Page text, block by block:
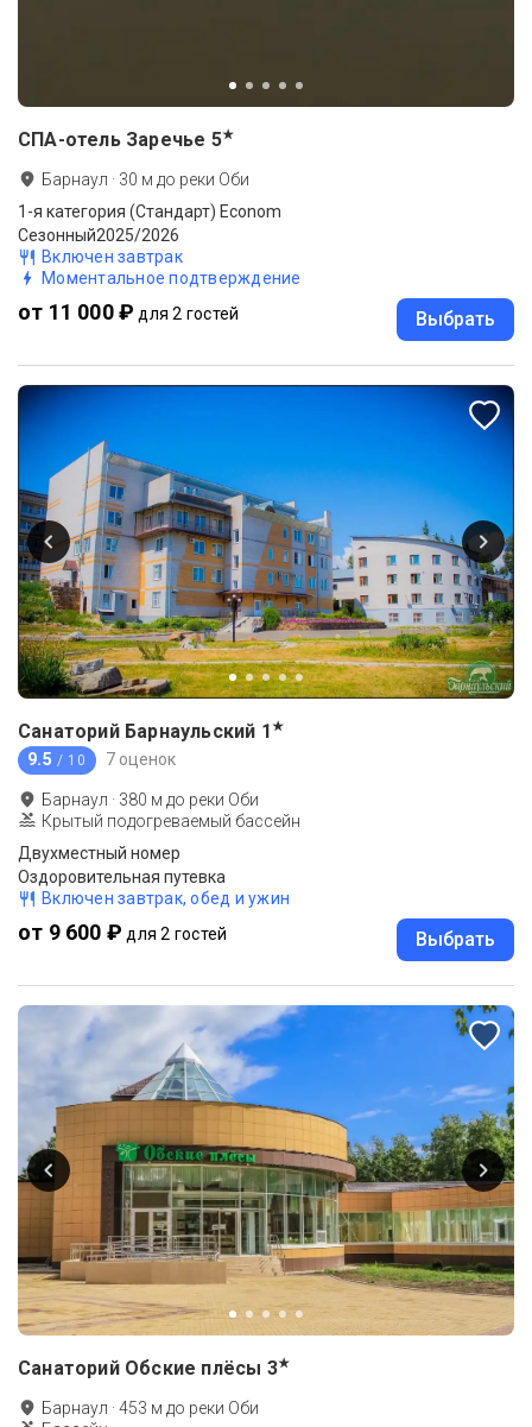
СПА-отель Заречье 5★
Барнаул · 30 м до реки Оби
1-я категория (Стандарт) Econom
Сезонный2025/2026
Включен завтрак
Моментальное подтверждение
от 11 000 ₽ для 2 гостей Выбрать
Санаторий Барнаульский 1★
9.5 / 10 7 оценок
Барнаул · 380 м до реки Оби
Крытый подогреваемый бассейн
Двухместный номер
Оздоровительная путевка
Включен завтрак, обед и ужин
от 9 600 ₽ для 2 гостей Выбрать
Санаторий Обские плёсы 3★
Барнаул ·453 м до реки Оби